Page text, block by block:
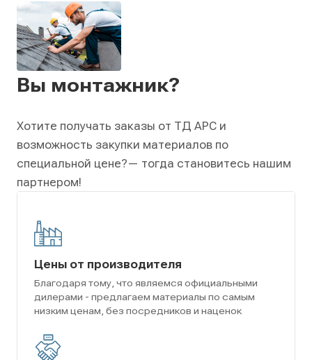
Вы монтажник?
Хотите получать заказы от ТД АРС и
возможность закупки материалов по
специальной цене?— тогда становитесь нашим
партнером!
Цены от производителя
Благодаря тому, что являемся официальными
дилерами - предлагаем материалы по самым
низким ценам, без посредников и наценок